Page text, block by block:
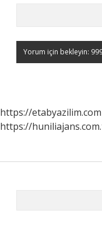
https://etabyazilim.com
https://